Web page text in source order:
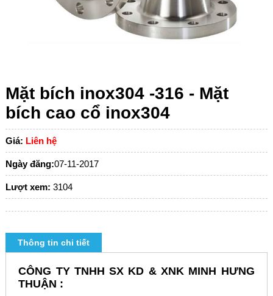
Mặt bích inox304 -316 - Mặt
bích cao cổ inox304
Giá: Liên hệ
Ngày đăng:07-11-2017
Lượt xem: 3104
Thông tin chi tiết
CÔNG TY TNHH SX KD & XNK MINH HƯNG
THUẬN :